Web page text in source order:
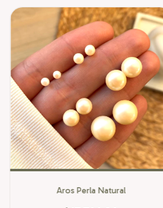
Aros Perla Natural